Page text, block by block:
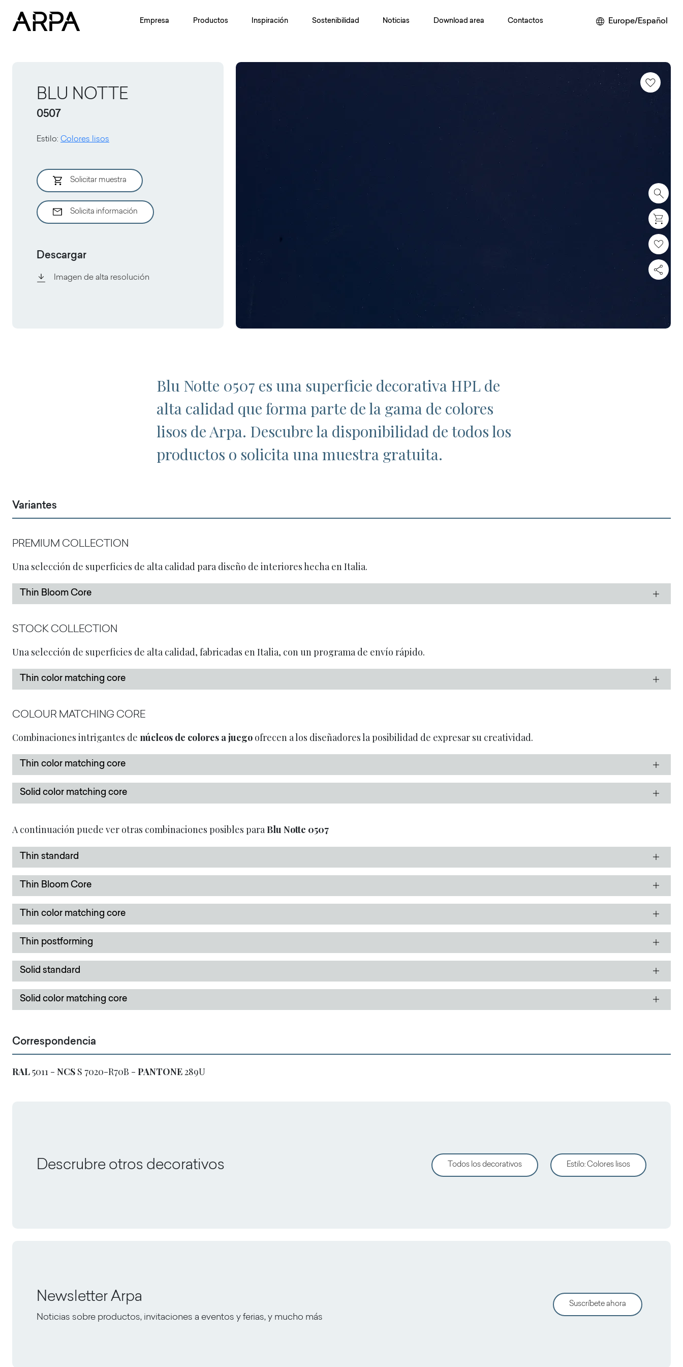
Empresa Productos Inspiración Sostenibilidad Noticias Download area Contactos Europe/Español
BLU NOTTE
0507
Estilo: Colores lisos
Solicitar muestra
Solicita información
Descargar
Imagen de alta resolución
Blu Notte 0507 es una superficie decorativa HPL de
alta calidad que forma parte de la gama de colores
lisos de Arpa. Descubre la disponibilidad de todos los
productos o solicita una muestra gratuita.
Variantes
PREMIUM COLLECTION
Una selección de superficies de alta calidad para diseño de interiores hecha en Italia.
Thin Bloom Core
STOCK COLLECTION
Una selección de superficies de alta calidad, fabricadas en Italia, con un programa de envío rápido.
Thin color matching core
COLOUR MATCHING CORE
Combinaciones intrigantes de núcleos de colores a juego ofrecen a los diseñadores la posibilidad de expresar su creatividad.
Thin color matching core
Solid color matching core
A continuación puede ver otras combinaciones posibles paraBlu Notte 0507
Thin standard
Thin Bloom Core
Thin color matching core
Thin postforming
Solid standard
Solid color matching core
Correspondencia
RAL 5011 - NCS S 7020-R70B - PANTONE289U
Descrubre otros decorativos Todos los decorativos Estilo: Colores lisos
Newsletter Arpa
Noticias sobre productos, invitaciones a eventos y ferias, y mucho más
Suscríbete ahora